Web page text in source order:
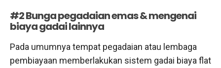
#2Bunga pegadaian emas& mengenai
biaya gadai lainnya
Pada umumnya tempat pegadaian atau lembaga
pembiayaan memberlakukan sistem gadai biaya flat